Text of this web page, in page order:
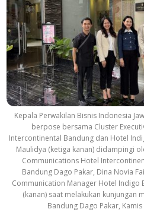
Kepala Perwakilan Bisnis Indonesia
berpose bersama Cluster
Intercontinental Bandung dan Hotel
Maulidya (ketiga kanan) didampingi
Communications Hotel
Bandung Dago Pakar, Dina Novia
Communication Manager Hotel Indigo
(kanan) saat melakukan kunjungan
Bandung Dago Pakar,